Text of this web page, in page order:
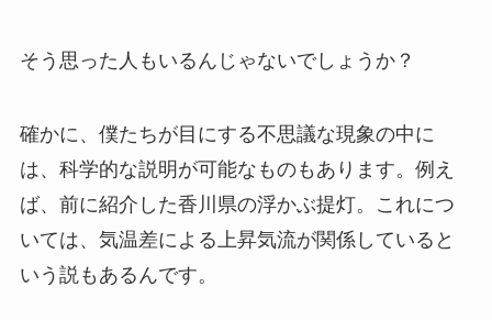
そう思った人もいるんじゃないでしょうか？
確かに、僕たちが目にする不思議な現象の中に
は、科学的な説明が可能なものもあります。例え
ば、前に紹介した香川県の浮かぶ提灯。これにつ
いては、気温差による上昇気流が関係していると
いう説もあるんです。